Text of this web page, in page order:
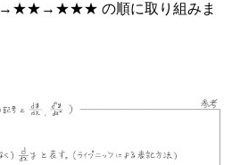
の順に取り組みま